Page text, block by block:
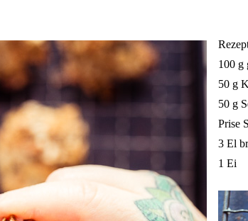
100 g
50 g
50 g
Prise
3 El
1 Ei